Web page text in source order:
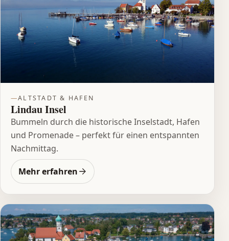
ALTSTADT & HAFEN
Lindau Insel
Bummeln durch die historische Inselstadt, Hafen
und Promenade – perfekt für einen entspannten
Nachmittag.
Mehr erfahren